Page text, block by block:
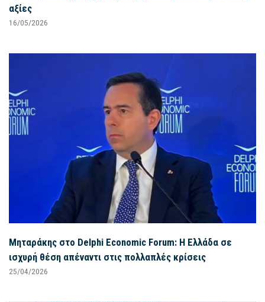
αξίες
16/05/2026
Μηταράκης στο Delphi Economic Forum: Η Ελλάδα σε
ισχυρή θέση απέναντι στις πολλαπλές κρίσεις
25/04/2026